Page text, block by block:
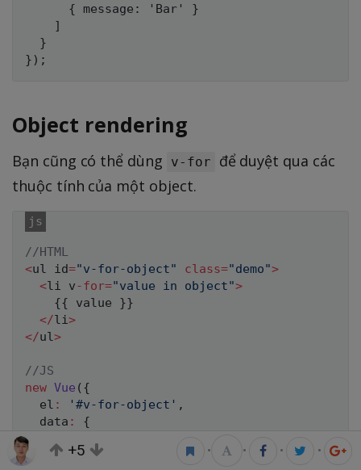
      { message: 'Bar' }
    ]
  }
Object rendering
Bạn cũng có thể dùng v-for
để duyệt qua các
thuộc tính của một object.
//HTML
<ul id="v-for-object" class="demo">
<li v-for="value in object">
{{ value }}
</li>
</ul>
//JS
new Vue ( {
  el
: '#v-for-object' ,
  data
:
{
    object
      title
'How to do lists in Vue'
,
+5 • • • •